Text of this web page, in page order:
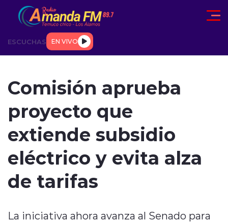
Click acá para ir directamente al contenido
ESCUCHAS EN VIVO
TENDENCIAS DEPORTES
modo claro
Comisión aprueba
proyecto que
extiende subsidio
eléctrico y evita alza
de tarifas
La iniciativa ahora avanza al Senado para